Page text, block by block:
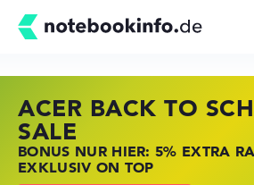
ACER BACK TO
SALE
BONUS NUR HIER: 5% EXTRA
EXKLUSIV ON TOP
HP STORE SSV
JETZT ZUGREIFEN: NOTEBOOKS
KRÄFTIG REDUZIERT
LENOVO LAPTOP
NOTEBOOKS BEI LENOVO JETZT
KRÄFTIG REDUZIERT